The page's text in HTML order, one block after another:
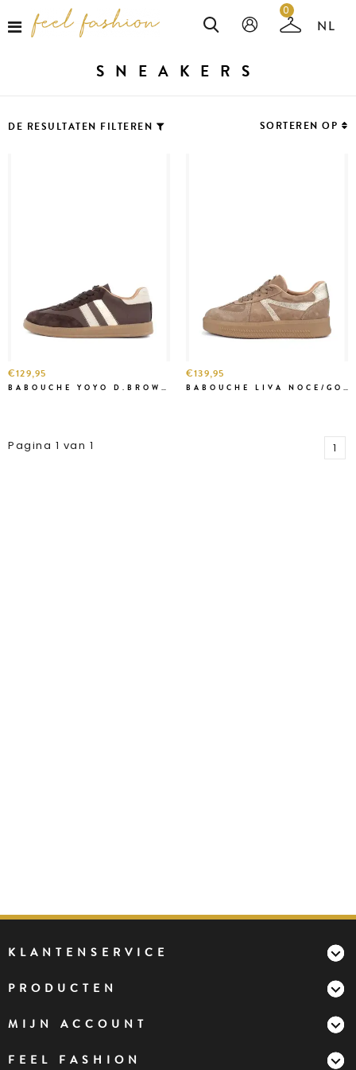
0
SNEAKERS
DE RESULTATEN FILTEREN SORTEREN OP
€129,95
BABOUCHE YOYO D.BROWN/D.BEIGE
€139,95
BABOUCHE LIVA NOCE/GOLD
Pagina 1 van 1 1
KLANTENSERVICE
PRODUCTEN
MIJN ACCOUNT
FEEL FASHION